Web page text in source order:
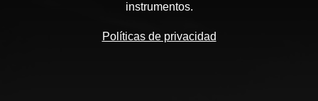
instrumentos.
Políticas de privacidad